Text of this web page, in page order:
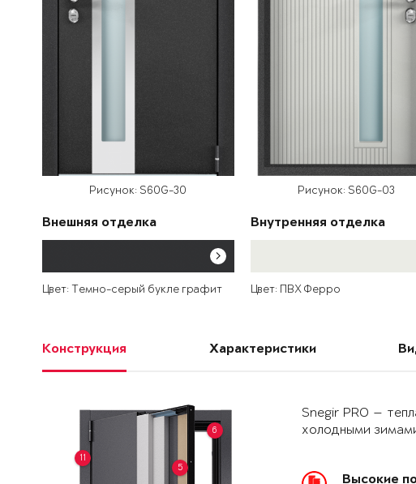
Рисунок: S60G-30
Внешняя отделка
Цвет: Темно-серый букле графит
Рисунок: S60G-03
Внутренняя отделка
Цвет: ПВХ Ферро
Конструкция Характеристики
5
6
11
Snegir PRO —
холодными
Высокие